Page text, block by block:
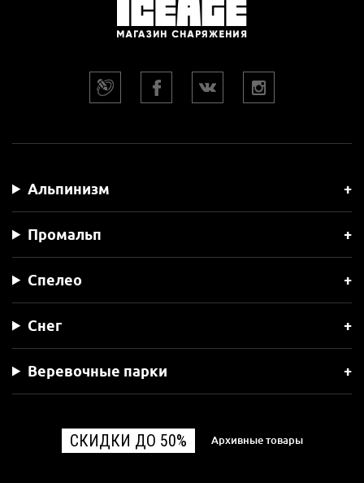
Альпинизм
Промальп
Спелео
Снег
Веревочные парки
СКИДКИ ДО 50% Архивные товары